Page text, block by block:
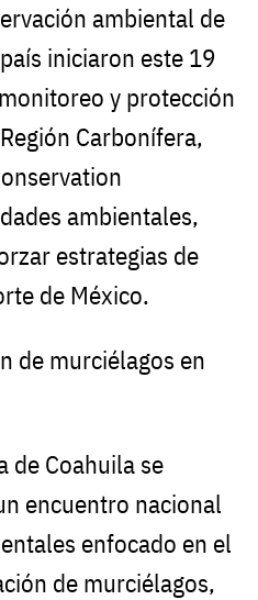
ambiental de
iniciaron este 19
y protección
Carbonífera,
ambientales,
estrategias de
de México.
de murciélagos en
de Coahuila se
encuentro nacional
enfocado en el
de murciélagos,